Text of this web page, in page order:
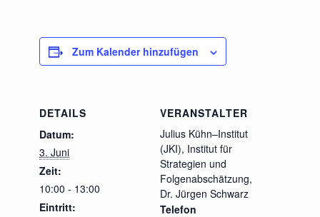
Zum Kalender hinzufügen
DETAILS
Datum:
3. Juni
Zeit:
10:00 - 13:00
Eintritt:
VERANSTALTER
Julius Kühn–Institut
(JKI), Institut für
Strategien und
Folgenabschätzung,
Dr. Jürgen Schwarz
Telefon